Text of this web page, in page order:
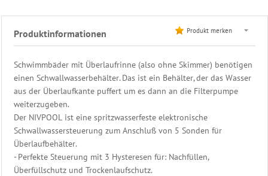
Produktinformationen Produkt merken
Schwimmbäder mit Überlaufrinne (also ohne Skimmer) benötigen
einen Schwallwasserbehälter. Das ist ein Behälter, der das Wasser
aus der Überlaufkante puffert um es dann an die Filterpumpe
weiterzugeben.
Der NIVPOOL ist eine spritzwasserfeste elektronische
Schwallwassersteuerung zum Anschluß von 5 Sonden für
Überlaufbehälter.
- Perfekte Steuerung mit 3 Hysteresen für: Nachfüllen,
Überfüllschutz und Trockenlaufschutz.
Steuerung
Poolsteuerung
Komfort
Rückspül
Automatik
Zubehör
Solar
Steuerung
Niveau